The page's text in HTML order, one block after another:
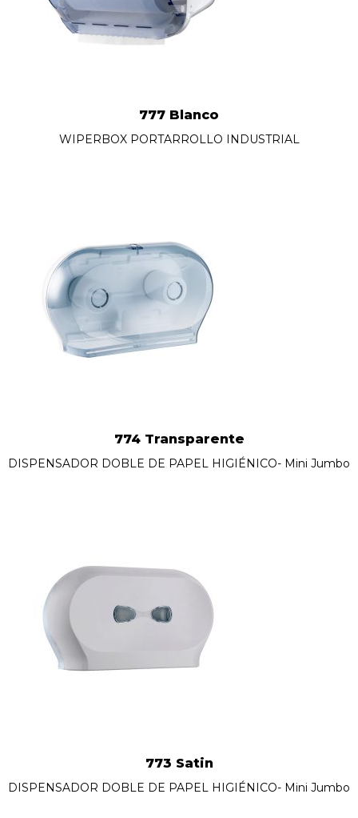
777 Blanco
WIPERBOX PORTARROLLO INDUSTRIAL
774 Transparente
DISPENSADOR DOBLE DE PAPEL HIGIÉNICO- Mini Jumbo
773 Satin
DISPENSADOR DOBLE DE PAPEL HIGIÉNICO- Mini Jumbo